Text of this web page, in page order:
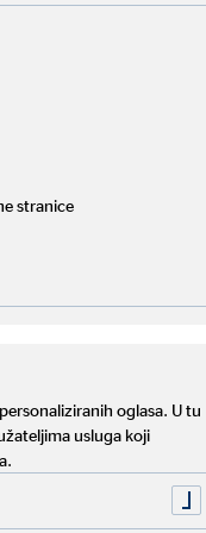
u prosjeku, već
to duže prima
koji dulje
mladih koji
u osiguravanju
stranice
oglasa. U tu
usluga koji